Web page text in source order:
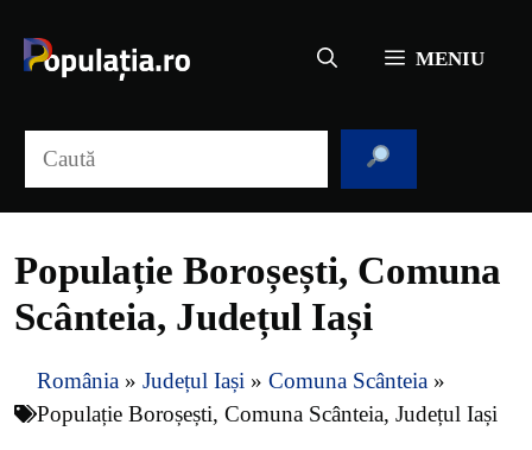
conținut
MENIU
Populație Boroșești, Comuna
Scânteia, Județul Iași
România » Județul Iași » Comuna Scânteia »
Populație Boroșești, Comuna Scânteia, Județul Iași